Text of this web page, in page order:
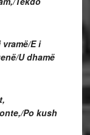
E i
U dhamë
Po kush